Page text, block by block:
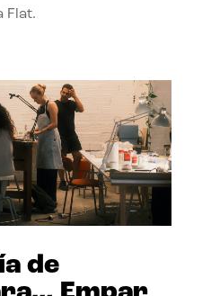
Flat.
de